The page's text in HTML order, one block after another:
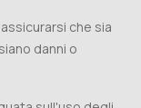
che sia
danni o